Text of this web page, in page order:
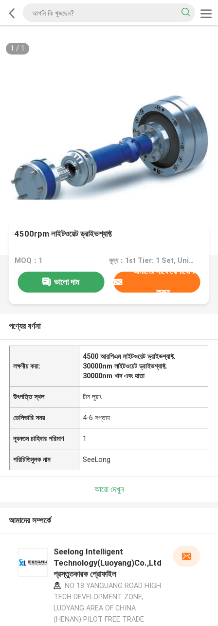
1 / 1
4500rpm লাইটওয়েট ড্রাইভশ্যাফ্ট
MOQ：1 মূল্য：1st Tier: 1 Set, Unit Price USD 3.00 2nd Tier: 2-5 Sets, Unit Price USD 2.00 3rd Tier: Over 5 Sets, Unit Price USD 1.00
ভালো দাম
আমাদের সাথে যোগাযোগ
করুন
পণ্যের বর্ণনা
লক্ষণীয় করা:
4500 আরপিএম লাইটওয়েট ড্রাইভশ্যাফ্ট,
30000nm লাইটওয়েট ড্রাইভশ্যাফ্ট,
30000nm খাদ এবং হাতা
উৎপত্তি স্থল চীন লুয়াং
ডেলিভারি সময় 4-6 সপ্তাহ
ন্যূনতম চাহিদার পরিমাণ 1
পরিচিতিমুলক নাম SeeLong
আরো দেখুন
আমাদের সম্পর্কে
Seelong Intelligent
Technology(Luoyang)Co.,Ltd
প্রস্তুতকারক প্রোফাইল
NO 18 YANGUANG ROAD HIGH
TECH DEVELOPMENT ZONE,
LUOYANG AREA OF CHINA
(HENAN) PILOT FREE TRADE